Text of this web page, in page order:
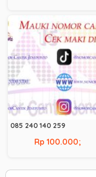
085 240 140 259
Rp 100.000;